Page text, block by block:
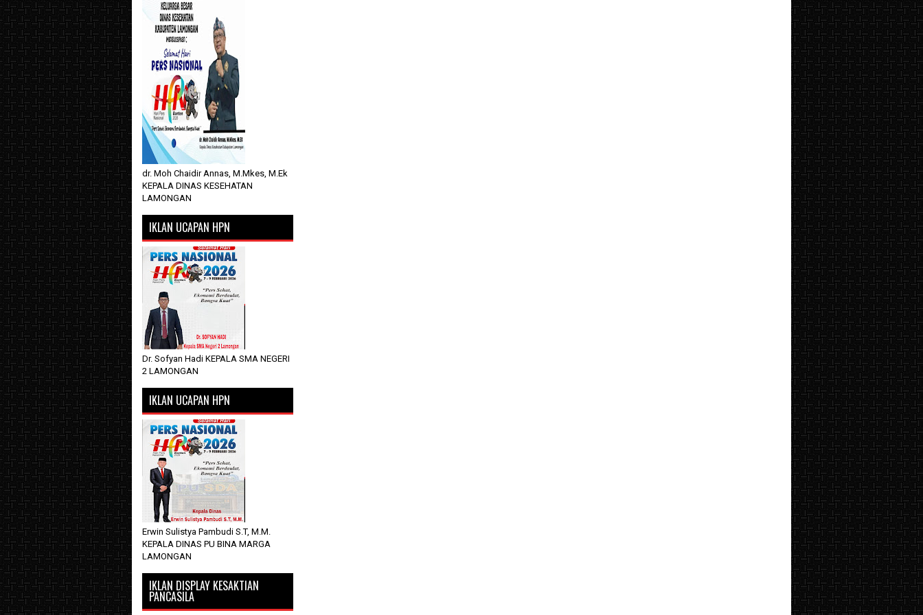
dr. Moh Chaidir Annas, M.Mkes, M.Ek
KEPALA DINAS KESEHATAN
LAMONGAN
IKLAN UCAPAN HPN
Dr. Sofyan Hadi KEPALA SMA NEGERI
2 LAMONGAN
IKLAN UCAPAN HPN
Erwin Sulistya Pambudi S.T, M.M.
KEPALA DINAS PU BINA MARGA
LAMONGAN
IKLAN DISPLAY KESAKTIAN
PANCASILA